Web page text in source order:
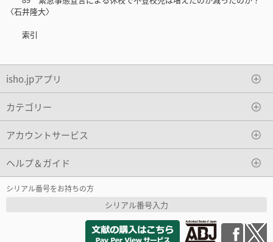
〈石井隆大〉
索引
isho.jpアプリ
カテゴリー
アカウントサービス
ヘルプ＆ガイド
シリアル番号をお持ちの方
シリアル番号入力